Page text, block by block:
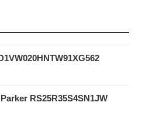
RS25R35S4SN1JW